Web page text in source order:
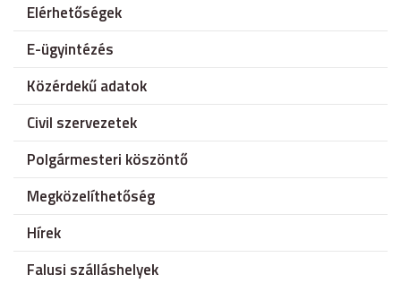
Elérhetőségek
E-ügyintézés
Közérdekű adatok
Civil szervezetek
Polgármesteri köszöntő
Megközelíthetőség
Hírek
Falusi szálláshelyek